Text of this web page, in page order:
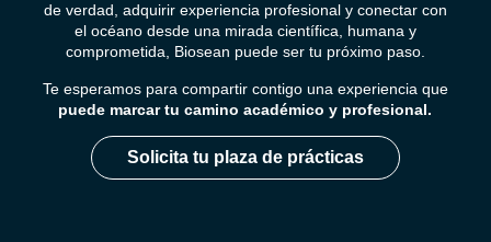
de verdad, adquirir experiencia profesional y conectar con
el océano desde una mirada científica, humana y
comprometida, Biosean puede ser tu próximo paso.
Te esperamos para compartir contigo una experiencia que
puede marcar tu camino académico y profesional.
Solicita tu plaza de prácticas